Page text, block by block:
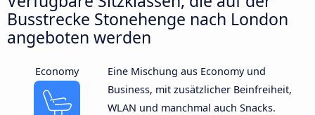
Busstrecke Stonehenge nach London
angeboten werden
Economy
Eine Mischung aus Economy und
Business, mit zusätzlicher Beinfreiheit,
WLAN und manchmal auch Snacks.